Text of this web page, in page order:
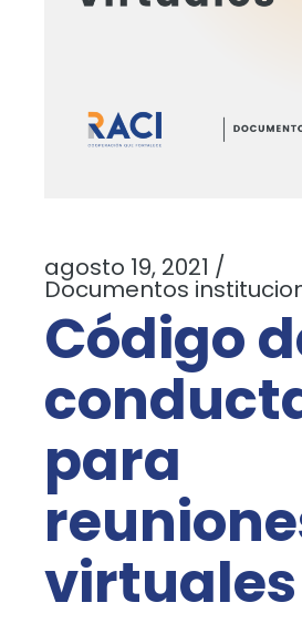
agosto 19, 2021
Documentos
Código
para
virtuales